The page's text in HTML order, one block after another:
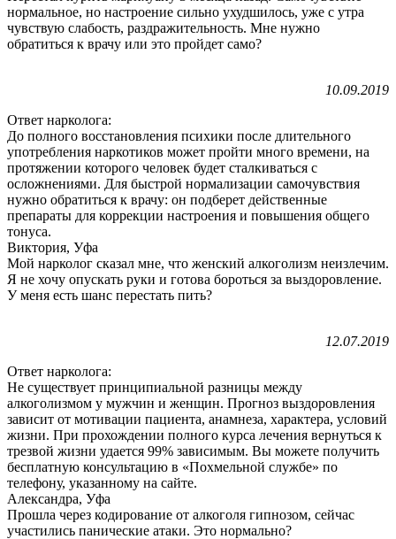
нормальное, но настроение сильно ухудшилось, уже с утра
чувствую слабость, раздражительность. Мне нужно
обратиться к врачу или это пройдет само?
10.09.2019
Ответ нарколога:
До полного восстановления психики после длительного
употребления наркотиков может пройти много времени, на
протяжении которого человек будет сталкиваться с
осложнениями. Для быстрой нормализации самочувствия
нужно обратиться к врачу: он подберет действенные
препараты для коррекции настроения и повышения общего
тонуса.
Виктория, Уфа
Мой нарколог сказал мне, что женский алкоголизм неизлечим.
Я не хочу опускать руки и готова бороться за выздоровление.
У меня есть шанс перестать пить?
12.07.2019
Ответ нарколога:
Не существует принципиальной разницы между
алкоголизмом у мужчин и женщин. Прогноз выздоровления
зависит от мотивации пациента, анамнеза, характера, условий
жизни. При прохождении полного курса лечения вернуться к
трезвой жизни удается 99% зависимым. Вы можете получить
бесплатную консультацию в «Похмельной службе» по
телефону, указанному на сайте.
Александра, Уфа
Прошла через кодирование от алкоголя гипнозом, сейчас
участились панические атаки. Это нормально?